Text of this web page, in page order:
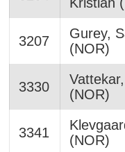
3207
Gurey,
(NOR)
3330
(NOR)
3341
(NOR)